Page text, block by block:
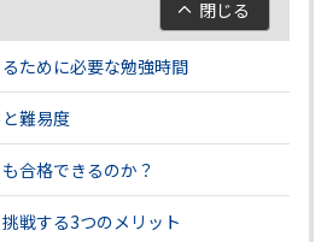
閉じる
ために必要な勉強時間
難易度
合格できるのか？
戦する3つのメリット